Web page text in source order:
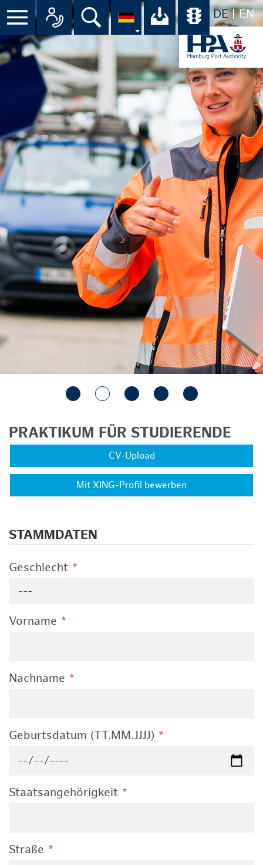
DE EN
Suche Ihr Download-
PRAKTIKUM FÜR STUDIERENDE
CV-Upload
Mit XING-Profil bewerben
STAMMDATEN
Geschlecht *
---
Vorname *
Nachname *
Geburtsdatum (TT.MM.JJJJ) *
Staatsangehörigkeit *
Straße *